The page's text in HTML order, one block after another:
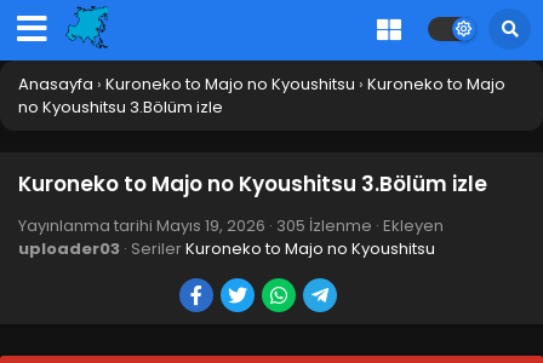
Anasayfa › Kuroneko to Majo no Kyoushitsu › Kuroneko to Majo
no Kyoushitsu 3.Bölüm izle
Kuroneko to Majo no Kyoushitsu 3.Bölüm izle
Yayınlanma tarihi Mayıs 19, 2026 · 305 İzlenme · Ekleyen
uploader03 · SerilerKuroneko to Majo no Kyoushitsu